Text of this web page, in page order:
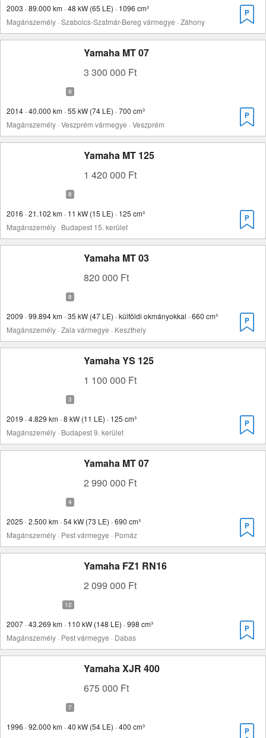
2003 · 89.000 km · 48 kW (65 LE) · 1096 cm³
Magánszemély · Szabolcs-Szatmár-Bereg vármegye · Záhony
Yamaha MT 07
3 300 000 Ft
2014 · 40.000 km · 55 kW (74 LE) · 700 cm³
Magánszemély · Veszprém vármegye · Veszprém
Yamaha MT 125
1 420 000 Ft
2016 · 21.102 km · 11 kW (15 LE) · 125 cm³
Magánszemély · Budapest 15. kerület
Yamaha MT 03
820 000 Ft
2009 · 99.894 km · 35 kW (47 LE) · külföldi okmányokkal · 660 cm³
Magánszemély · Zala vármegye · Keszthely
Yamaha YS 125
1 100 000 Ft
2019 · 4.829 km · 8 kW (11 LE) · 125 cm³
Magánszemély · Budapest 9. kerület
Yamaha MT 07
2 990 000 Ft
2025 · 2.500 km · 54 kW (73 LE) · 690 cm³
Magánszemély · Pest vármegye · Pomáz
Yamaha FZ1 RN16
2 099 000 Ft
2007 · 43.269 km · 110 kW (148 LE) · 998 cm³
Magánszemély · Pest vármegye · Dabas
Yamaha XJR 400
675 000 Ft
1996 · 92.000 km · 40 kW (54 LE) · 400 cm³